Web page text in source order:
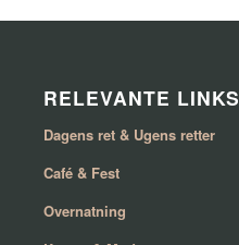
RELEVANTE LINKS
Dagens ret & Ugens retter
Café & Fest
Overnatning